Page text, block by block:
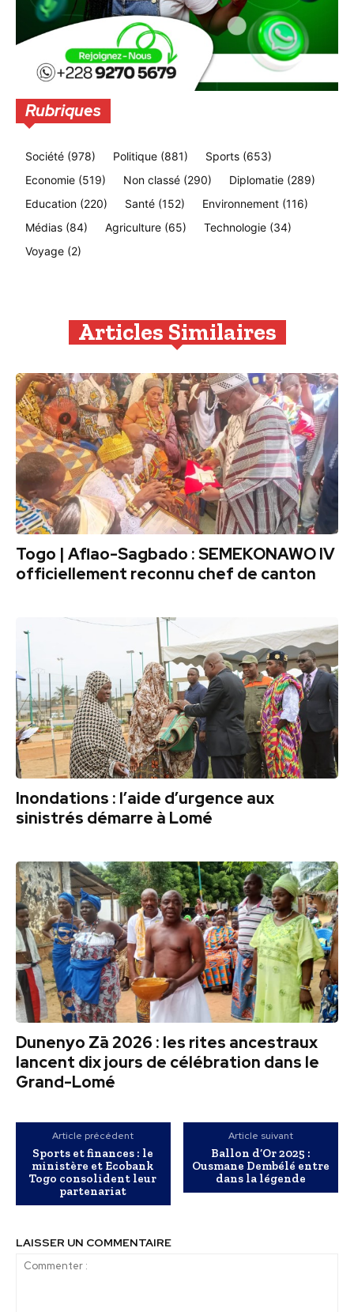
Rubriques
Société (978) Politique (881) Sports (653)
Economie (519) Non classé (290) Diplomatie (289)
Education (220) Santé (152) Environnement (116)
Médias (84) Agriculture (65) Technologie (34)
Voyage (2)
Articles Similaires
Togo | Aflao-Sagbado : SEMEKONAWO IV
officiellement reconnu chef de canton
Inondations : l’aide d’urgence aux
sinistrés démarre à Lomé
Dunenyo Zā 2026 : les rites ancestraux
lancent dix jours de célébration dans le
Grand-Lomé
Article précédent
Sports et finances : le
ministère et Ecobank
Togo consolident leur
partenariat
Article suivant
Ballon d’Or 2025 :
Ousmane Dembélé entre
dans la légende
LAISSER UN COMMENTAIRE